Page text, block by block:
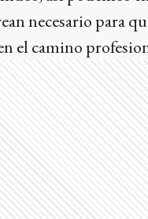
necesario para
el camino